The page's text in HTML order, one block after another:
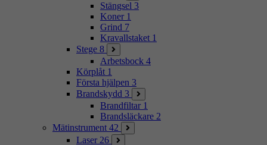
Stängsel 3
Koner 1
Grind 7
Kravallstaket 1
Stege 8
Arbetsbock 4
Körplåt 1
Första hjälpen 3
Brandskydd 3
Brandfiltar 1
Brandsläckare 2
Mätinstrument 42
Laser 26